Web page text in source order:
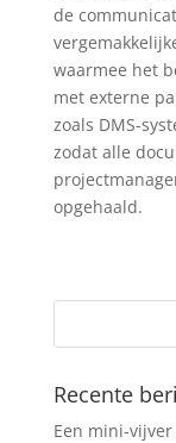
de
waarmee het
met externe
zoals DMS-
zodat alle
opgehaald.
Recente
Een mini-